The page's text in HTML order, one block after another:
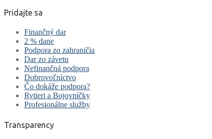
Pridajte sa
Finančný dar
2 % dane
Podpora zo zahraničia
Dar zo závetu
Nefinančná podpora
Dobrovoľníctvo
Čo dokáže podpora?
Rytieri a Bojovníčky
Profesionálne služby
Transparency